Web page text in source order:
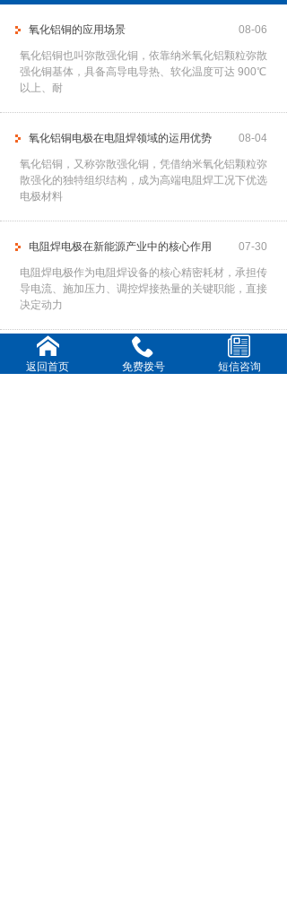
08-06
氧化铝铜的应用场景
氧化铝铜也叫弥散强化铜，依靠纳米氧化铝颗粒弥散
强化铜基体，具备高导电导热、软化温度可达 900℃
以上、耐
08-04
氧化铝铜电极在电阻焊领域的运用优势
氧化铝铜，又称弥散强化铜，凭借纳米氧化铝颗粒弥
散强化的独特组织结构，成为高端电阻焊工况下优选
电极材料
07-30
电阻焊电极在新能源产业中的核心作用
电阻焊电极作为电阻焊设备的核心精密耗材，承担传
导电流、施加压力、调控焊接热量的关键职能，直接
决定动力
07-28
提高电阻焊电极使用寿命
返回首页 免费拨号 短信咨询